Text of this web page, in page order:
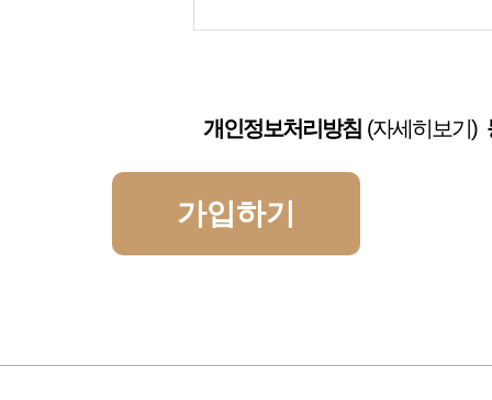
개인정보처리방침 (자세히보기)